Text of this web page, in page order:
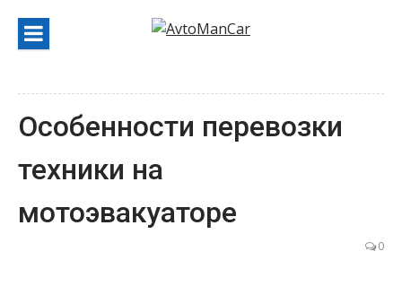
содержанию
Особенности перевозки
техники на
мотоэвакуаторе
0